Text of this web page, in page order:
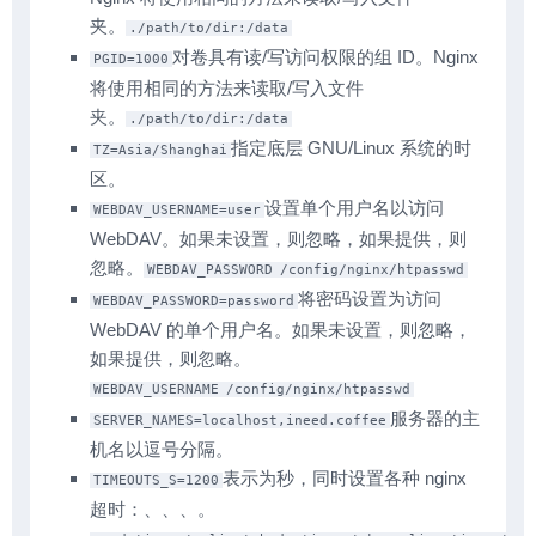
夹。
./path/to/dir:/data
PGID=1000 对卷具有读/写访问权限的组 ID。Nginx
将使用相同的方法来读取/写入文件
夹。
./path/to/dir:/data
TZ=Asia/Shanghai 指定底层 GNU/Linux 系统的时
区。
WEBDAV_USERNAME=user 设置单个用户名以访问
WebDAV。如果未设置，则忽略，如果提供，则
忽略。
WEBDAV_PASSWORD
/config/nginx/htpasswd
WEBDAV_PASSWORD=password 将密码设置为访问
WebDAV 的单个用户名。如果未设置，则忽略，
如果提供，则忽略。
WEBDAV_USERNAME
/config/nginx/htpasswd
SERVER_NAMES=localhost,ineed.coffee 服务器的主
机名以逗号分隔。
TIMEOUTS_S=1200 表示为秒，同时设置各种 nginx
超时：、、、。